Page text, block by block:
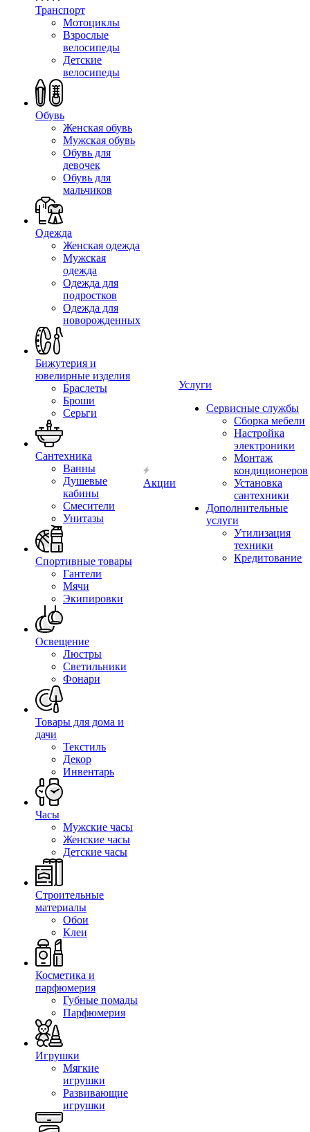
Транспорт
Мотоциклы
Взрослые
велосипеды
Детские
велосипеды
Обувь
Женская обувь
Мужская обувь
Обувь для
девочек
Обувь для
мальчиков
Одежда
Женская одежда
Мужская
одежда
Одежда для
подростков
Одежда для
новорожденных
Бижутерия и
ювелирные изделия
Браслеты
Броши
Серьги
Сантехника
Ванны
Душевые
кабины
Смесители
Унитазы
Спортивные товары
Гантели
Мячи
Экипировки
Освещение
Люстры
Светильники
Фонари
Товары для дома и
дачи
Текстиль
Декор
Инвентарь
Часы
Мужские часы
Женские часы
Детские часы
Строительные
материалы
Обои
Клеи
Косметика и
парфюмерия
Губные помады
Парфюмерия
Игрушки
Мягкие
игрушки
Развивающие
игрушки
Акции
Услуги
Сервисные службы
Сборка мебели
Настройка
электроники
Монтаж
кондиционеров
Установка
сантехники
Дополнительные
услуги
Утилизация
техники
Кредитование